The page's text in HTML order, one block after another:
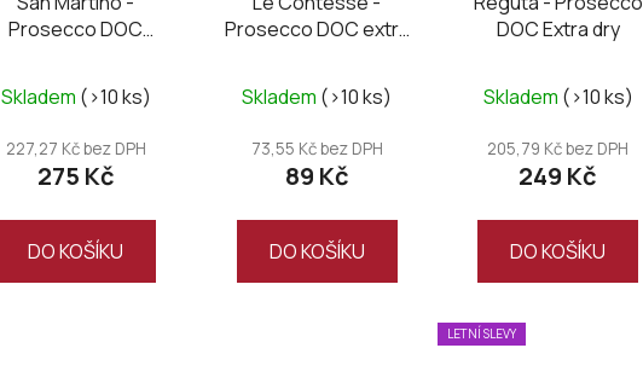
Prosecco DOC
extra dry
Skladem (>10 ks)
227,27 Kč bez DPH
275 Kč
DO KOŠÍKU
Prosecco DOC extra
Skladem (>10 ks)
73,55 Kč bez DPH
89 Kč
DO KOŠÍKU
DOC Extra dry
hodnocení
produktu
je
z
Skladem (>10 ks)
205,79 Kč bez DPH
249 Kč
DO KOŠÍKU
LETNÍ SLEVY